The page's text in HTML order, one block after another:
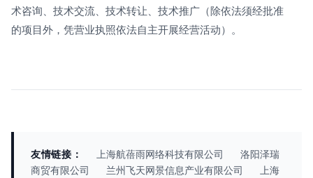
术咨询、技术交流、技术转让、技术推广（除依法须经批准
的项目外，凭营业执照依法自主开展经营活动）。
友情链接： 上海航蓓雨网络科技有限公司
洛阳泽瑞
商贸有限公司
兰州飞天网景信息产业有限公司
上海